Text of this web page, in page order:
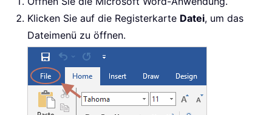
Klicken Sie auf die Registerkarte Datei, um das
Dateimenü zu öffnen.